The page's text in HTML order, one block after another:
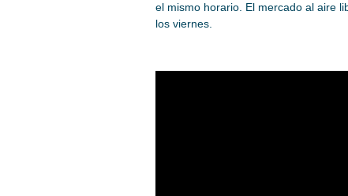
el mismo horario. El mercado al aire
los viernes.